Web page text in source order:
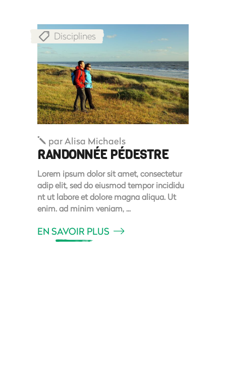
Disciplines
parAlisa Michaels
RANDONNÉE PÉDESTRE
Lorem ipsum dolor sit amet, consectetur
adip elit, sed do eiusmod tempor incididu
nt ut labore et dolore magna aliqua. Ut
enim. ad minim veniam,
EN SAVOIR PLUS